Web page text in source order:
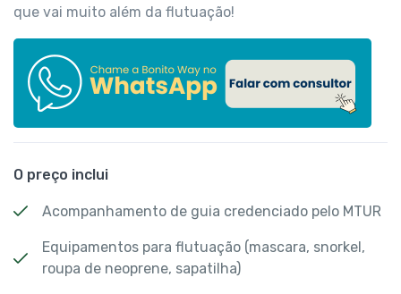
que vai muito além da flutuação!
O preço inclui
Acompanhamento de guia credenciado pelo MTUR
Equipamentos para flutuação (mascara, snorkel,
roupa de neoprene, sapatilha)